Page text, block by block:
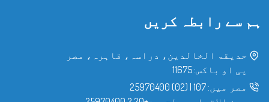
ہم سے رابطہ کریں
حدیقۃ الخالدین، دراسہ، قاہرہ، مصر
پی او باکس: 11675
مصر میں: 107
|
(02) 25970400